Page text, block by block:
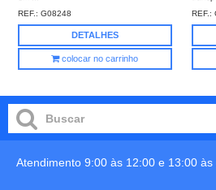
REF.:G08248
DETALHES
colocar no carrinho
REF.:
Atendimento 9:00 às 12:00 e 13:00 às